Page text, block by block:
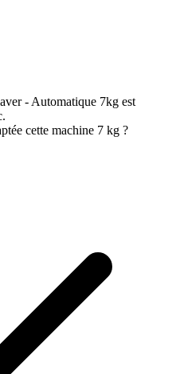
- Automatique 7kg est
cette machine 7 kg ?